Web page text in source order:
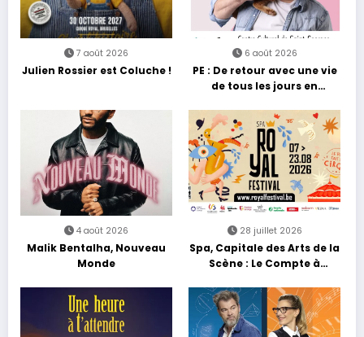
7 août 2026
Julien Rossier est Coluche !
6 août 2026
PE : De retour avec une vie
de tous les jours en
4 août 2026
Malik Bentalha, Nouveau
Monde
28 juillet 2026
Spa, Capitale des Arts de la
Scène : Le Compte à